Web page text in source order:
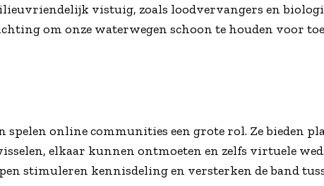
vistuig, zoals loodvervangers en
om onze waterwegen schoon te houden voor
spelen online communities een grote rol. Ze bieden
elkaar kunnen ontmoeten en zelfs virtuele
stimuleren kennisdeling en versterken de band